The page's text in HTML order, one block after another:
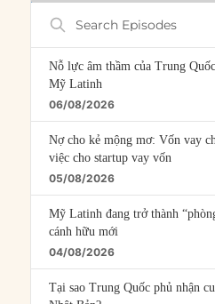
Search
Episodes
Nỗ lực âm thầm của Trung
Mỹ Latinh
06/08/2026
Nợ cho kẻ mộng mơ: Vốn vay
việc cho startup vay vốn
05/08/2026
Mỹ Latinh đang trở thành
cánh hữu mới
04/08/2026
Tại sao Trung Quốc phủ nhận